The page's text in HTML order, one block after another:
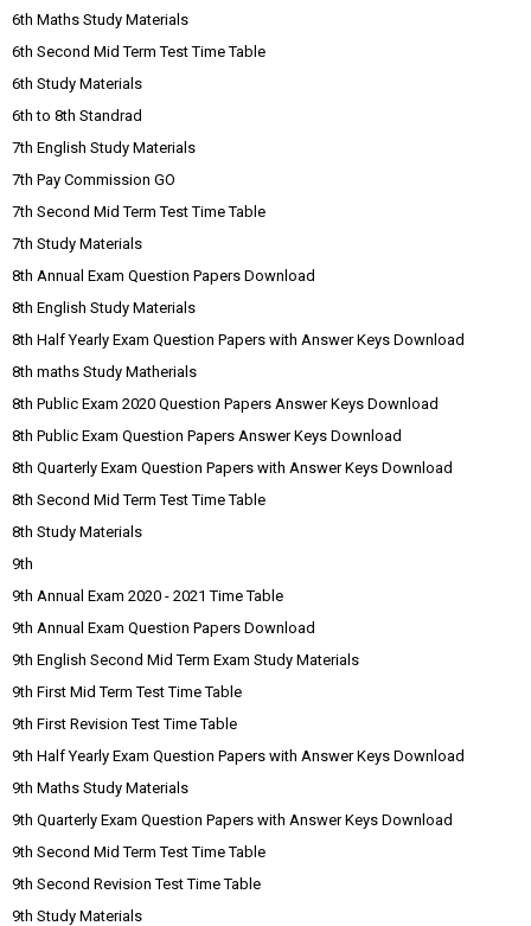
6th Maths Study Materials
6th Second Mid Term Test Time Table
6th Study Materials
6th to 8th Standrad
7th English Study Materials
7th Pay Commission GO
7th Second Mid Term Test Time Table
7th Study Materials
8th Annual Exam Question Papers Download
8th English Study Materials
8th Half Yearly Exam Question Papers with Answer Keys Download
8th maths Study Matherials
8th Public Exam 2020 Question Papers Answer Keys Download
8th Public Exam Question Papers Answer Keys Download
8th Quarterly Exam Question Papers with Answer Keys Download
8th Second Mid Term Test Time Table
8th Study Materials
9th
9th Annual Exam 2020 - 2021 Time Table
9th Annual Exam Question Papers Download
9th English Second Mid Term Exam Study Materials
9th First Mid Term Test Time Table
9th First Revision Test Time Table
9th Half Yearly Exam Question Papers with Answer Keys Download
9th Maths Study Materials
9th Quarterly Exam Question Papers with Answer Keys Download
9th Second Mid Term Test Time Table
9th Second Revision Test Time Table
9th Study Materials